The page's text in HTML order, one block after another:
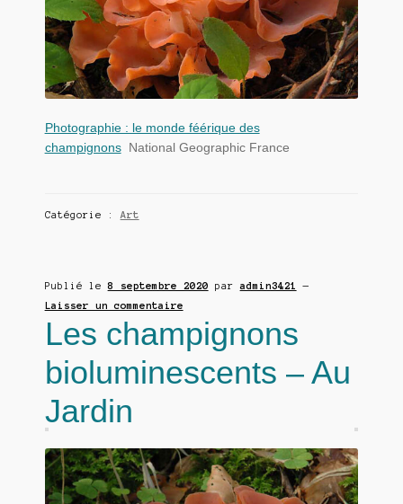
Photographie : le monde féérique des
champignons
National Geographic France
Catégorie : Art
Publié le8 septembre 2020 paradmin3421
—
Laisser un commentaire
Les champignons
bioluminescents – Au
Jardin